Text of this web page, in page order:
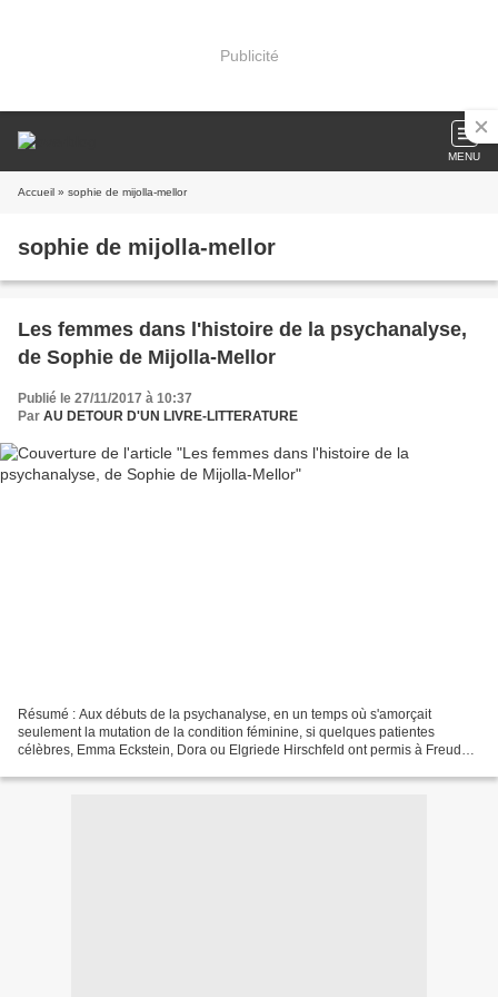
Publicité
MENU
Accueil » sophie de mijolla-mellor
sophie de mijolla-mellor
Les femmes dans l'histoire de la psychanalyse,
de Sophie de Mijolla-Mellor
Publié le 27/11/2017 à 10:37
Par AU DETOUR D'UN LIVRE-LITTERATURE
Résumé : Aux débuts de la psychanalyse, en un temps où s'amorçait
seulement la mutation de la condition féminine, si quelques patientes
célèbres, Emma Eckstein, Dora ou Elgriede Hirschfeld ont permis à Freud